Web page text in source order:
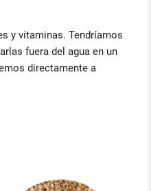
y vitaminas. Tendríamos
fuera del agua en un
directamente a